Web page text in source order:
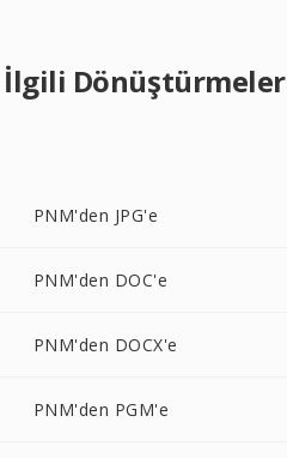
İlgili Dönüştürmeler
PNM'den JPG'e
PNM'den DOC'e
PNM'den DOCX'e
PNM'den PGM'e